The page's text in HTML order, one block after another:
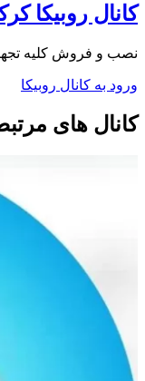
کانال روبیکا
نصب و فروش کلیه تجهیزات
ورود به کانال روبیکا
کانال های